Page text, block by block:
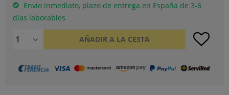
Envío inmediato, plazo de entrega en España de 3-6
días laborables
AÑADIR A LA CESTA